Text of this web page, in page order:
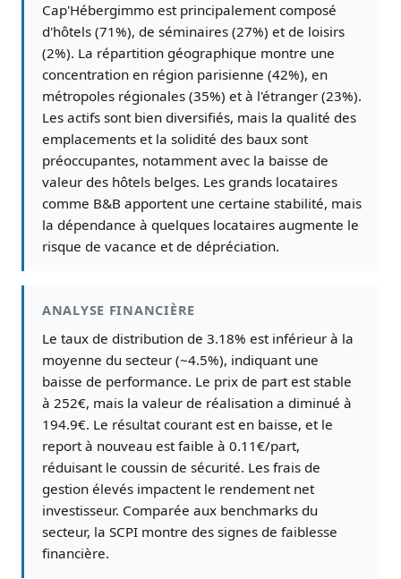
Cap'Hébergimmo est principalement composé
d'hôtels (71%), de séminaires (27%) et de loisirs
(2%). La répartition géographique montre une
concentration en région parisienne (42%), en
métropoles régionales (35%) et à l'étranger (23%).
Les actifs sont bien diversifiés, mais la qualité des
emplacements et la solidité des baux sont
préoccupantes, notamment avec la baisse de
valeur des hôtels belges. Les grands locataires
comme B&B apportent une certaine stabilité, mais
la dépendance à quelques locataires augmente le
risque de vacance et de dépréciation.
ANALYSE FINANCIÈRE
Le taux de distribution de 3.18% est inférieur à la
moyenne du secteur (~4.5%), indiquant une
baisse de performance. Le prix de part est stable
à 252€, mais la valeur de réalisation a diminué à
194.9€. Le résultat courant est en baisse, et le
report à nouveau est faible à 0.11€/part,
réduisant le coussin de sécurité. Les frais de
gestion élevés impactent le rendement net
investisseur. Comparée aux benchmarks du
secteur, la SCPI montre des signes de faiblesse
financière.